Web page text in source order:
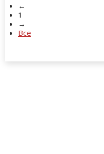
←
1
→
Все